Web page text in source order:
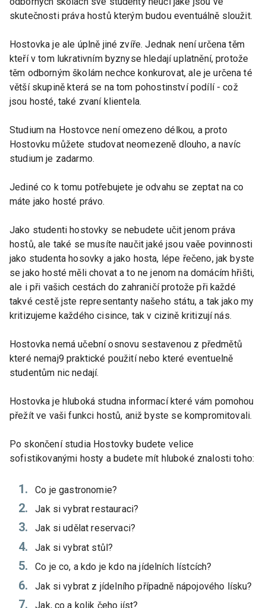
skutečnosti práva hostů kterým budou eventuálně sloužit.
Hostovka je ale úplně jiné zvíře. Jednak není určena těm
kteří v tom lukrativním byznyse hledají uplatnění, protože
těm odborným školám nechce konkurovat, ale je určena té
větší skupině která se na tom pohostinství podílí - což
jsou hosté, také zvaní klientela.
Studium na Hostovce není omezeno délkou, a proto
Hostovku můžete studovat neomezeně dlouho, a navíc
studium je zadarmo.
Jediné co k tomu potřebujete je odvahu se zeptat na co
máte jako hosté právo.
Jako studenti hostovky se nebudete učit jenom práva
hostů, ale také se musíte naučit jaké jsou vaěe povinnosti
jako studenta hosovky a jako hosta, lépe řečeno, jak byste
se jako hosté měli chovat a to ne jenom na domácím hřišti,
ale i při vašich cestách do zahraničí protože při každé
takvé cestě jste representanty našeho státu, a tak jako my
kritizujeme každého cisince, tak v cizině kritizují nás.
Hostovka nemá učební osnovu sestavenou z předmětů
které nemaj9 praktické použití nebo které eventuelně
studentům nic nedají.
Hostovka je hluboká studna informací které vám pomohou
přežít ve vaši funkci hostů, aniž byste se kompromitovali.
Po skončení studia Hostovky budete velice
sofistikovanými hosty a budete mít hluboké znalosti toho:
Co je gastronomie?
Jak si vybrat restauraci?
Jak si udělat reservaci?
Jak si vybrat stůl?
Co je co, a kdo je kdo na jídelních lístcích?
Jak si vybrat z jídelního případně nápojového lísku?
Jak, co a kolik čeho jíst?